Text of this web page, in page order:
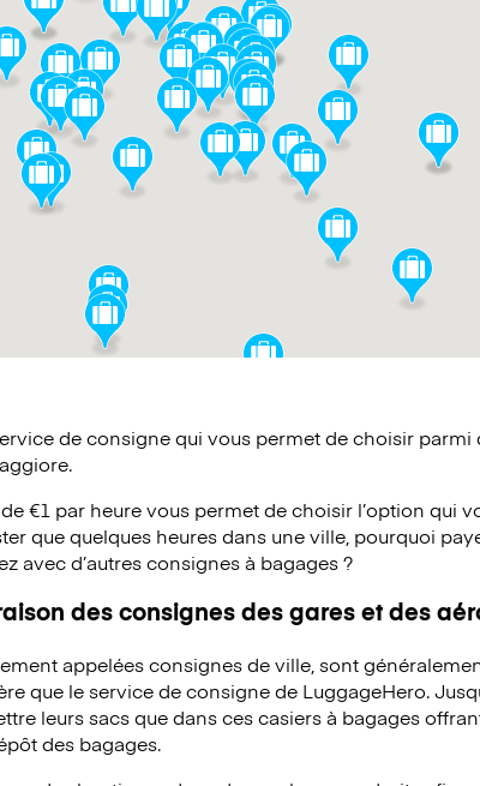
de consigne qui vous permet de choisir parmi
€1 par heure vous permet de choisir l’option qui
que quelques heures dans une ville, pourquoi
avec d’autres consignes à bagages ?
des consignes des gares et des
appelées consignes de ville, sont
que le service de consigne de LuggageHero.
leurs sacs que dans ces casiers à bagages
des bagages.